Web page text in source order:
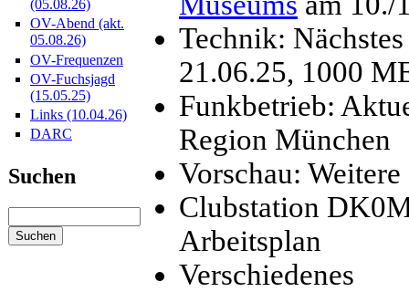
(05.08.26)
OV-Abend (akt.
05.08.26)
OV-Frequenzen
OV-Fuchsjagd
(15.05.25)
Links (10.04.26)
DARC
Suchen
Technik:
21.06.25, 1000
Funkbetrieb:
Region München
Vorschau:
Clubstation
Arbeitsplan
Verschiedenes